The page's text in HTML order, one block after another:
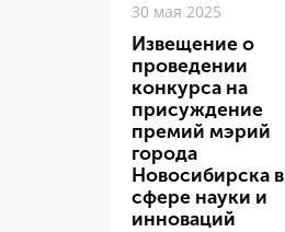
30 мая 2025
Извещение о
проведении
конкурса на
присуждение
премий мэрий
города
Новосибирска в
сфере науки и
инноваций